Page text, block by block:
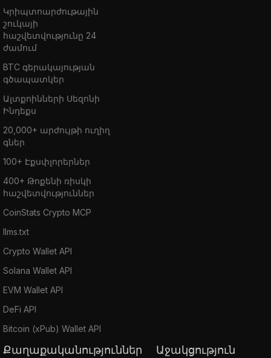
Կրիպտոարժութային
շուկայի
հաշվետվությունը 24
ժամում
BTC գերակայության
գծապատկեր
Ալտքոինների Սեզոնի
Ինդեքս
20,000+ արժույթի ուղիղ
գներ
100+ Էքսփլորերներ
400+ Թոքենի ռիսկի
հաշվետվություններ
CoinStats Crypto MCP
llms.txt
Crypto Wallet API
Solana Wallet API
EVM Wallet API
DeFi API
Bitcoin (xPub) Wallet API
Քաղաքականություններ Աջակցություն